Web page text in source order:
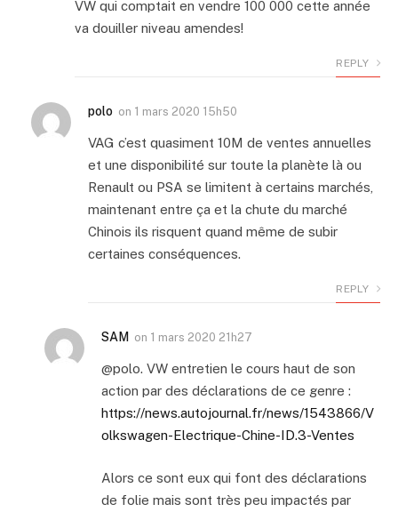
VW qui comptait en vendre 100 000 cette année
va douiller niveau amendes!
REPLY
polo on 1 mars 2020 15h50
VAG c’est quasiment 10M de ventes annuelles
et une disponibilité sur toute la planète là ou
Renault ou PSA se limitent à certains marchés,
maintenant entre ça et la chute du marché
Chinois ils risquent quand même de subir
certaines conséquences.
REPLY
SAM on 1 mars 2020 21h27
@polo. VW entretien le cours haut de son
action par des déclarations de ce genre :
https://news.autojournal.fr/news/1543866/V
olkswagen-Electrique-Chine-ID.3-Ventes
Alors ce sont eux qui font des déclarations
de folie mais sont très peu impactés par